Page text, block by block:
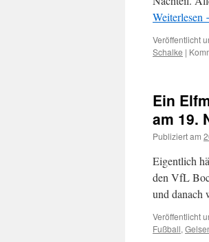
Weiterlesen
Veröffentlicht
Schalke |
Ein
am 19.
Publiziert am
Eigentlich
den VfL
und danach
Veröffentlicht
Fußball,